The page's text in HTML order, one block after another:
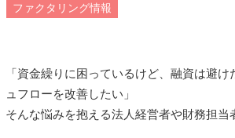
ファクタリング情報
「資金繰りに困っているけど、融資は避
ュフローを改善したい」
そんな悩みを抱える法人経営者や財務担